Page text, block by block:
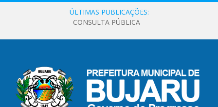
ÚLTIMAS PUBLICAÇÕES:
CONSULTA PÚBLICA